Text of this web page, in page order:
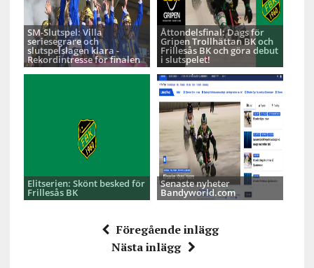
SM-Slutspel: Villa
seriesegrare och
slutspelslagen klara -
Rekordintresse för finalen
Åttondelsfinal: Dags för
Gripen Trollhättan BK och
Frillesås BK och göra debut
i slutspelet!
Elitserien: Skönt besked för
Frillesås BK
Senaste nyheter
Bandyworld.com
Föregående inlägg
Nästa inlägg